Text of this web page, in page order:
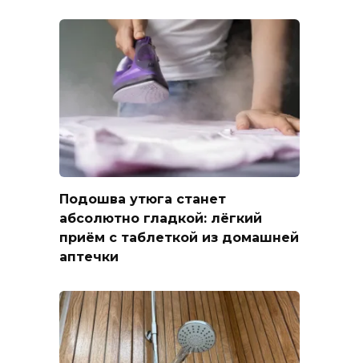
Подошва утюга станет
абсолютно гладкой: лёгкий
приём с таблеткой из домашней
аптечки